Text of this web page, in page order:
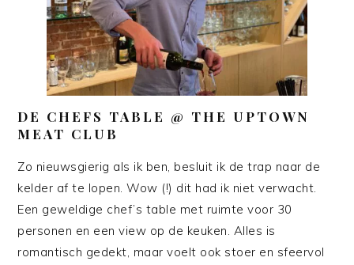
DE CHEFS TABLE @ THE UPTOWN
MEAT CLUB
Zo nieuwsgierig als ik ben, besluit ik de trap naar de
kelder af te lopen. Wow (!) dit had ik niet verwacht.
Een geweldige chef’s table met ruimte voor 30
personen en een view op de keuken. Alles is
romantisch gedekt, maar voelt ook stoer en sfeervol